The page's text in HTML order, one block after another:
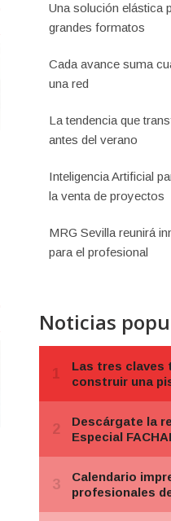
Una solución elástica
grandes formatos
Cada avance suma
una red
La tendencia que
antes del verano
Inteligencia Artificial
la venta de proyectos
MRG Sevilla reunirá
para el profesional
Noticias